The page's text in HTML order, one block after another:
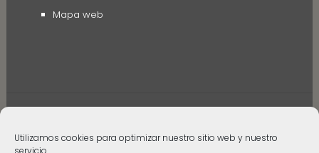
Utilizamos cookies para optimizar nuestro sitio web y nuestro
servicio.
Mapa web